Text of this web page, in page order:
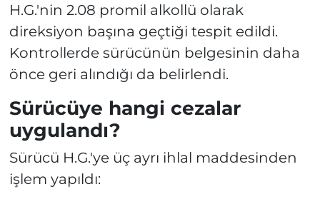
H.G.'nin 2.08 promil alkollü olarak
direksiyon başına geçtiği tespit edildi.
Kontrollerde sürücünün belgesinin daha
önce geri alındığı da belirlendi.
Sürücüye hangi cezalar
uygulandı?
Sürücü H.G.'ye üç ayrı ihlal maddesinden
işlem yapıldı: